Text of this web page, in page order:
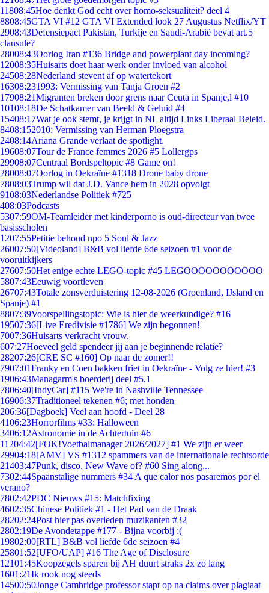
11808:45Hoe denkt God echt over homo-seksualiteit? deel 4
8808:45GTA VI #12 GTA VI Extended look 27 Augustus Netflix/YT
2908:43Defensiepact Pakistan, Turkije en Saudi-Arabië bevat art.5
clausule?
28008:43Oorlog Iran #136 Bridge and powerplant day incoming?
12008:35Huisarts doet haar werk onder invloed van alcohol
24508:28Nederland stevent af op watertekort
16308:231993: Vermissing van Tanja Groen #2
17908:21Migranten breken door grens naar Ceuta in Spanje,l #10
10108:18De Schatkamer van Beeld & Geluid #4
15408:17Wat je ook stemt, je krijgt in NL altijd Links Liberaal Beleid.
8408:152010: Vermissing van Herman Ploegstra
2408:14Ariana Grande verlaat de spotlight.
19608:07Tour de France femmes 2026 #5 Lollergps
29908:07Centraal Bordspeltopic #8 Game on!
28008:07Oorlog in Oekraïne #1318 Drone baby drone
7808:03Trump wil dat J.D. Vance hem in 2028 opvolgt
9108:03Nederlandse Politiek #725
408:03Podcasts
5307:59OM-Teamleider met kinderporno is oud-directeur van twee
basisscholen
1207:55Petitie behoud npo 5 Soul & Jazz
26007:50[Videoland] B&B vol liefde 6de seizoen #1 voor de
vooruitkijkers
27607:50Het enige echte LEGO-topic #45 LEGOOOOOOOOOOO
5807:43Eeuwig voortleven
26707:43Totale zonsverduistering 12-08-2026 (Groenland, IJsland en
Spanje) #1
8807:39Voorspellingstopic: Wie is hier de weerkundige? #16
19507:36[Live Eredivisie #1786] We zijn begonnen!
7007:36Huisarts verkracht vrouw.
607:27Hoeveel geld spendeer jij aan je beginnende relatie?
28207:26[CRE SC #160] Op naar de zomer!!
7907:01Franky en Coen bakken friet in Oekraïne - Volg ze hier! #3
1906:43Managarm's boerderij deel #5.1
7806:40[IndyCar] #115 We're in Nashville Tennessee
16906:37Traditioneel tekenen #6; met honden
206:36[Dagboek] Veel aan hoofd - Deel 28
4106:23Horrorfilms #33: Halloween
3406:12Astronomie in de Achtertuin #6
11204:42[FOK!Voetbalmanager 2026/2027] #1 We zijn er weer
29904:18[AMV] VS #1312 spammers van de internationale rechtsorde
21403:47Punk, disco, New Wave of? #60 Sing along...
7302:44Spaanstalige nummers #34 A que calor nos pasaremos por el
verano?
7802:42PDC Nieuws #15: Matchfixing
4602:35Chinese Politiek #1 - Het Pad van de Draak
28202:24Post hier pas overleden muzikanten #32
2802:19De Avondetappe #177 - Bijna voorbij :(
19802:00[RTL] B&B vol liefde 6de seizoen #4
25801:52[UFO/UAP] #16 The Age of Disclosure
12101:45Koopzegels sparen bij AH duurt straks 2x zo lang
1601:21Ik rook nog steeds
14500:50Jonge Cambridge professor stapt op na claims over plagiaat